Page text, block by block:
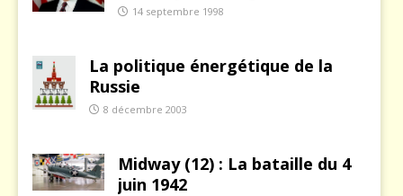
14 septembre 1998
La politique énergétique de la
Russie
8 décembre 2003
Midway (12) : La bataille du 4
juin 1942